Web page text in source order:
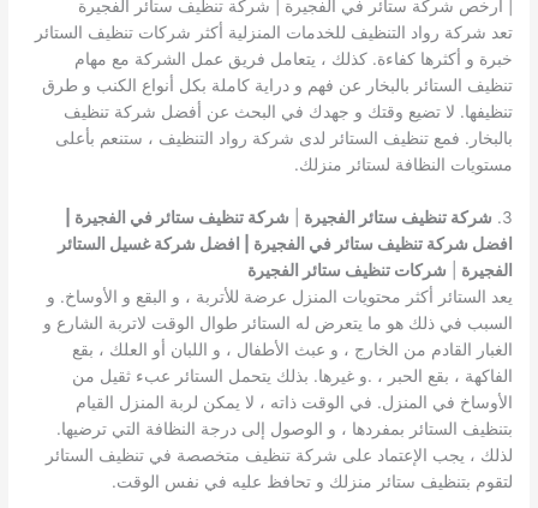
| ارخص شركة ستائر في الفجيرة | شركة تنظيف ستائر الفجيرة
تعد شركة رواد التنظيف للخدمات المنزلية أكثر شركات تنظيف الستائر
خبرة و أكثرها كفاءة. كذلك ، يتعامل فريق عمل الشركة مع مهام
تنظيف الستائر بالبخار عن فهم و دراية كاملة بكل أنواع الكنب و طرق
تنظيفها. لا تضيع وقتك و جهدك في البحث عن أفضل شركة تنظيف
بالبخار. فمع تنظيف الستائر لدى شركة رواد التنظيف ، ستنعم بأعلى
مستويات النظافة لستائر منزلك.
3. شركة تنظيف ستائر الفجيرة
شركة تنظيف ستائر في الفجيرة |
افضل شركة تنظيف ستائر في الفجيرة | افضل شركة غسيل الستائر
الفجيرة
شركات تنظيف ستائر الفجيرة
يعد الستائر أكثر محتويات المنزل عرضة للأتربة ، و البقع و الأوساخ. و
السبب في ذلك هو ما يتعرض له الستائر طوال الوقت لاتربة الشارع و
الغبار القادم من الخارج ، و عبث الأطفال ، و اللبان أو العلك ، بقع
الفاكهة ، بقع الحبر ، .و غيرها. بذلك يتحمل الستائر عبء ثقيل من
الأوساخ في المنزل. في الوقت ذاته ، لا يمكن لربة المنزل القيام
بتنظيف الستائر بمفردها ، و الوصول إلى درجة النظافة التي ترضيها.
لذلك ، يجب الإعتماد على شركة تنظيف متخصصة في تنظيف الستائر
لتقوم بتنظيف ستائر منزلك و تحافظ عليه في نفس الوقت.